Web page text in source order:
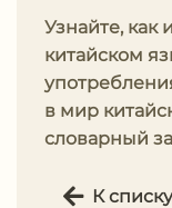
Узнайте, как
китайском
в мир
словарный
К